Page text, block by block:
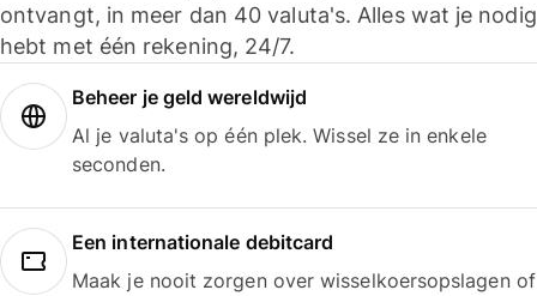
ontvangt, in meer dan 40 valuta's. Alles wat je nodig
hebt met één rekening, 24/7.
Beheer je geld wereldwijd
Al je valuta's op één plek. Wissel ze in enkele
seconden.
Een internationale debitcard
Maak je nooit zorgen over wisselkoersopslagen of